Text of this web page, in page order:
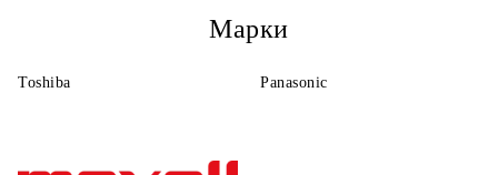
Марки
Toshiba Panasonic